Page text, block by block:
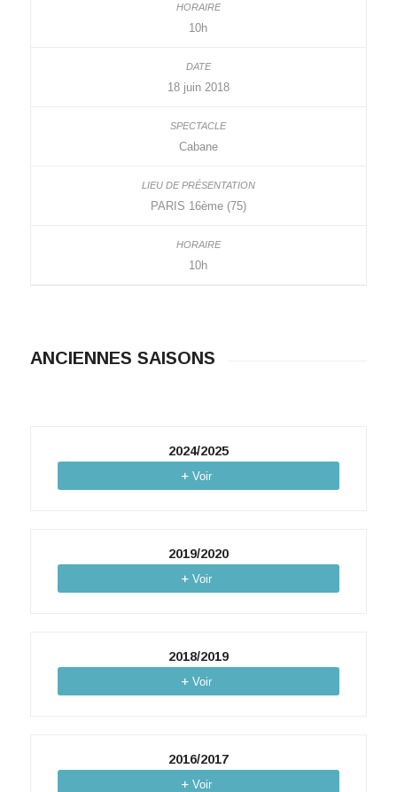
10h
18 juin 2018
Cabane
PARIS 16ème (75)
10h
ANCIENNES SAISONS
2024/2025
Voir
2019/2020
Voir
2018/2019
Voir
2016/2017
Voir